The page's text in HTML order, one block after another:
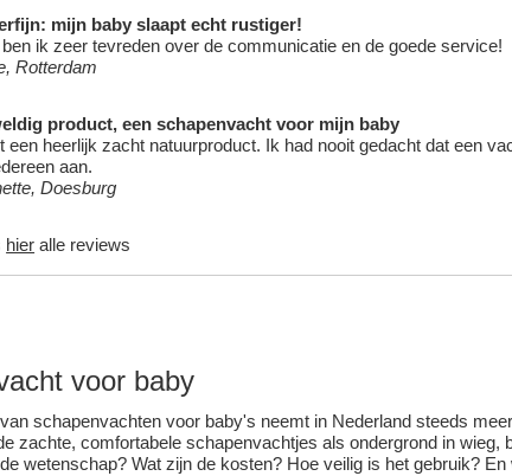
mijn baby slaapt echt rustiger!
ik zeer tevreden over de communicatie en de goede service!
Rotterdam
product, eenschapenvacht voor mijn baby
een heerlijk zacht natuurproduct. Ik had nooit gedacht dat een
aan.
Doesburg
hier alle reviews
voor baby
schapenvachten voor baby's neemt in Nederland steeds
zachte, comfortabele schapenvachtjes als ondergrond in wieg,
wetenschap? Wat zijn de kosten? Hoe veilig is het gebruik?